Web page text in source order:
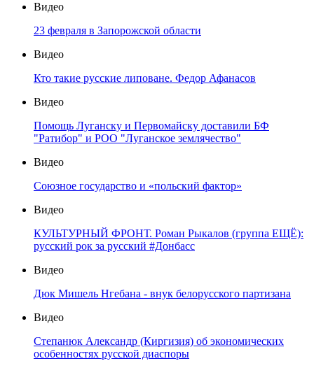
Видео
23 февраля в Запорожской области
Видео
Кто такие русские липоване. Федор Афанасов
Видео
Помощь Луганску и Первомайску доставили БФ
"Ратибор" и РОО "Луганское землячество"
Видео
Союзное государство и «польский фактор»
Видео
КУЛЬТУРНЫЙ ФРОНТ. Роман Рыкалов (группа ЕЩЁ):
русский рок за русский #Донбасс
Видео
Дюк Мишель Нгебана - внук белорусского партизана
Видео
Степанюк Александр (Киргизия) об экономических
особенностях русской диаспоры